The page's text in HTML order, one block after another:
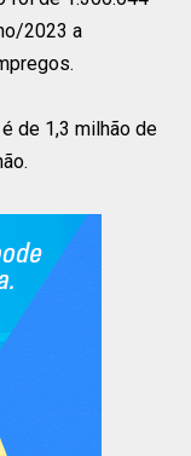
2023 a
de 1,3 milhão de